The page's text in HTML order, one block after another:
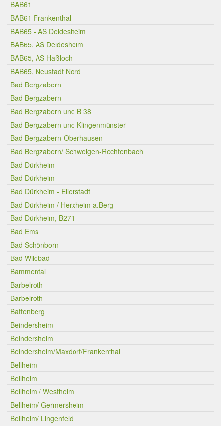
BAB61
BAB61 Frankenthal
BAB65 - AS Deidesheim
BAB65, AS Deidesheim
BAB65, AS Haßloch
BAB65, Neustadt Nord
Bad Bergzabern
Bad Bergzabern
Bad Bergzabern und B 38
Bad Bergzabern und Klingenmünster
Bad Bergzabern-Oberhausen
Bad Bergzabern/ Schweigen-Rechtenbach
Bad Dürkheim
Bad Dürkheim
Bad Dürkheim - Ellerstadt
Bad Dürkheim / Herxheim a.Berg
Bad Dürkheim, B271
Bad Ems
Bad Schönborn
Bad Wildbad
Bammental
Barbelroth
Barbelroth
Battenberg
Beindersheim
Beindersheim
Beindersheim/Maxdorf/Frankenthal
Bellheim
Bellheim
Bellheim / Westheim
Bellheim/ Germersheim
Bellheim/ Lingenfeld